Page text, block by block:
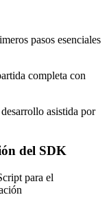
pasos esenciales
completa con
asistida por
del SDK
para el